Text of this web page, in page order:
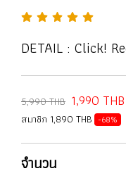
DETAIL : Click!
5,990 THB 1,990 THB
สมาชิก 1,890 THB -68%
จำนวน